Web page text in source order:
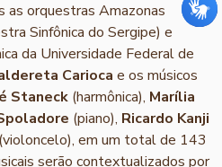
as orquestras Amazonas
Sinfônica do Sergipe) e
da Universidade Federal de
Carioca e os músicos
Staneck (harmônica), Marília
(piano), Ricardo Kanji
(violoncelo), em um total de 143
serão contextualizados por